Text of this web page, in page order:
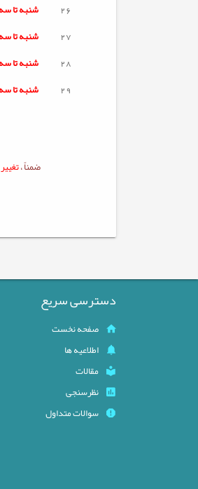
26
شنبه تا
27
شنبه تا
28
شنبه تا
29
شنبه تا
ضمناً ،
دسترسی سریع
صفحه نخست
اطلاعیه ها
مقالات
نظرسنجی
سوالات متداول